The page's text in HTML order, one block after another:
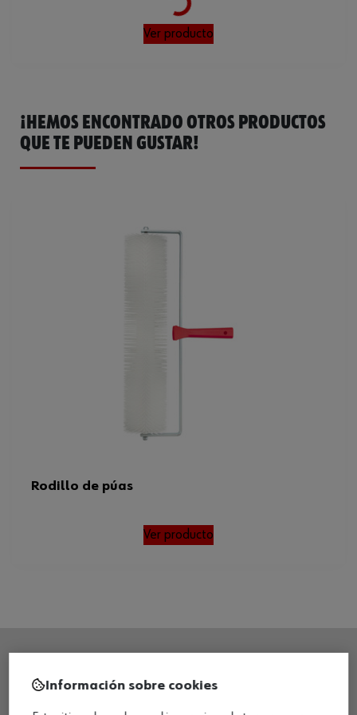
Ver producto
¡HEMOS ENCONTRADO OTROS PRODUCTOS
QUE TE PUEDEN GUSTAR!
Rodillo de púas
Ver producto
SEDE CENTRAL
Información sobre cookies